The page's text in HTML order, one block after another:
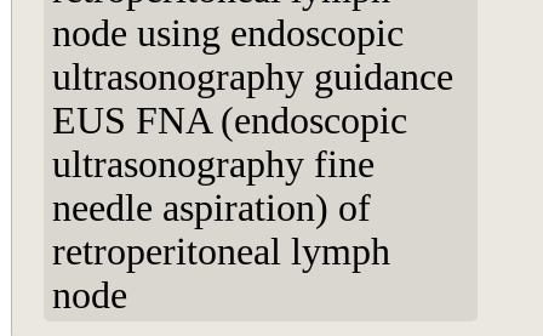
node using endoscopic
ultrasonography guidance
EUS FNA (endoscopic
ultrasonography fine
needle aspiration) of
retroperitoneal lymph
node